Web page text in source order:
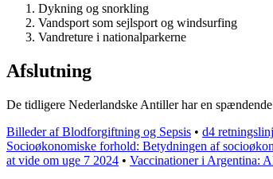
Dykning og snorkling
Vandsport som sejlsport og windsurfing
Vandreture i nationalparkerne
Afslutning
De tidligere Nederlandske Antiller har en
Billeder af Blodforgiftning og Sepsis • d4
Socioøkonomiske forhold: Betydningen af
at vide om uge 7 2024 • Vaccinationer i Argentina: